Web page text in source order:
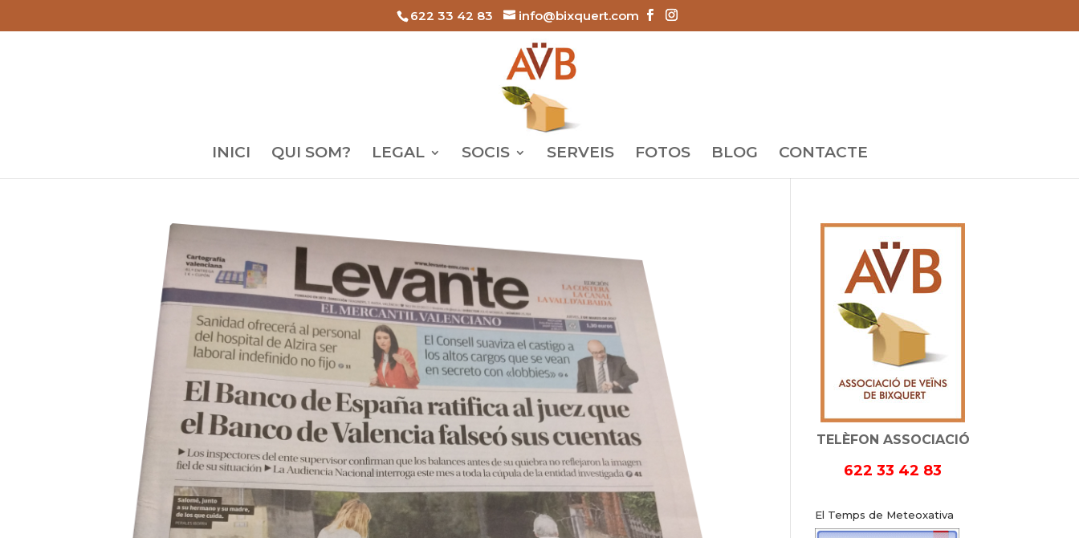
622 33 42 83 info@bixquert.com
INICI QUI SOM? LEGAL SOCIS SERVEIS FOTOS BLOG CONTACTE
TELÈFON ASSOCIACIÓ
622 33 42 83
El Temps de Meteoxativa